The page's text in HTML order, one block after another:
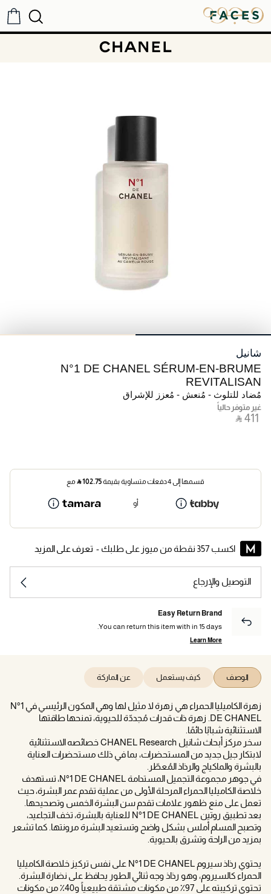
شانيل
N°1 DE CHANEL SÉRUM-EN-BRUME
REVITALISAN
مُضاد للتلوث - مُنعش - مُعزز للإشراق
غير متوفر حالياً
‎ ⃁ ⁦411⁩ ‎
قسمها إلى 4 دفعات متساوية بقيمة 102.75
⃁ مع
أو
اكسب 357 نقطة من ميوز على طلبك - تعرف على المزيد
التوصيل والإرجاع
Easy Return Brand
You can return this item with in 15 days.
Learn More
الوصف كيف يستعمل عن الماركة
زهرة الكاميليا الحمراء هي زهرة لا مثيل لها وهي المكون الرئيسي في N°1
DE CHANEL. زهرة ذات قدرات مُجددّة للحيوية، تمنحها طاقتها
الاستثنائية شبابًا دائمًا.
سخر مركز أبحاث شانيل CHANEL Research خصائصه الاستثنائية
لابتكار جيل جديد من المستحضرات، بما في ذلك مستحضرات العناية
بالبشرة والماكياج والرذاذ المُعطّر.
في جوهر مجموعة التجميل المستدامة N°1 DE CHANEL، تستهدف
خلاصة الكاميليا الحمراء المرحلة الأولى من عملية تقدم عمر البشرة، حيث
تعمل على منع ظهور علامات تقدم سن البشرة الخمس وتصحيحها.
بعد تطبيق روتين N°1 DE CHANEL للعناية بالبشرة، تخف التجاعيد،
وتصبح المسام أملس بشكل واضح وتستعيد البشرة مرونتها. كما تشعر
بمزيد من الراحة وتشرق بالحيوية.
يحتوي رذاذ سيروم N°1 DE CHANEL على نفس تركيز خلاصة الكاميليا
الحمراء كالسيروم، وهو رذاذ وجه ثنائي الطور يحافظ على نضارة البشرة.
تحتوي تركيبته على 97٪ من مكونات مشتقة طبيعياً و40٪ من مكونات